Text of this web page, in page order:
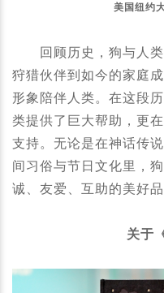
美国纽约
回顾历史，狗与人类
狩猎伙伴到如今的家庭
形象陪伴人类。在这段
类提供了巨大帮助，更
支持。无论是在神话传
间习俗与节日文化里，
诚、友爱、互助的美好品
关于